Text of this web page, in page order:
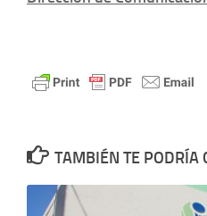
TAMBIÉN TE PODRÍA